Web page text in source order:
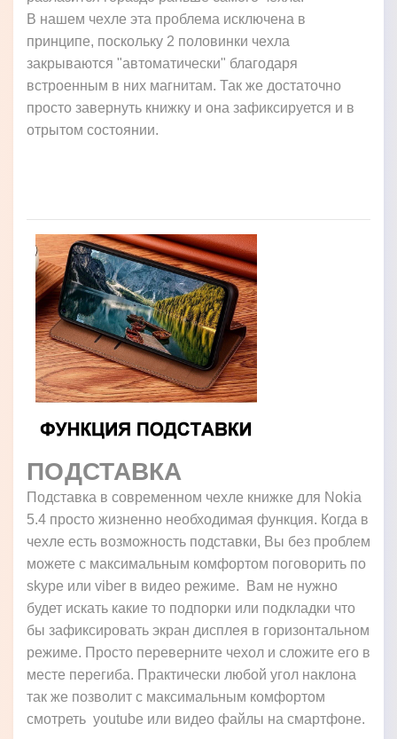
В нашем чехле эта проблема исключена в
принципе, поскольку 2 половинки чехла
закрываются "автоматически" благодаря
встроенным в них магнитам. Так же достаточно
просто завернуть книжку и она зафиксируется и в
отрытом состоянии.
ПОДСТАВКА
Подставка в современном чехле книжке для Nokia
5.4 просто жизненно необходимая функция. Когда в
чехле есть возможность подставки, Вы без проблем
можете с максимальным комфортом поговорить по
skype или viber в видео режиме. Вам не нужно
будет искать какие то подпорки или подкладки что
бы зафиксировать экран дисплея в горизонтальном
режиме. Просто переверните чехол и сложите его в
месте перегиба. Практически любой угол наклона
так же позволит с максимальным комфортом
смотреть youtube или видео файлы на смартфоне.